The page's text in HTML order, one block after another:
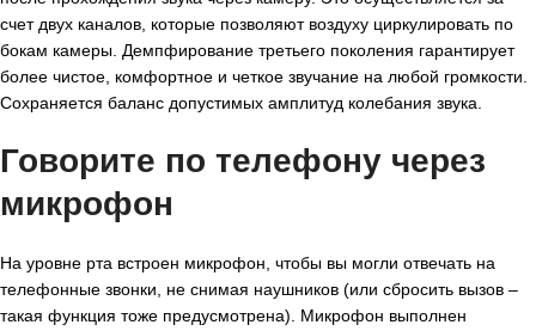
счет двух каналов, которые позволяют воздуху циркулировать по
бокам камеры. Демпфирование третьего поколения гарантирует
более чистое, комфортное и четкое звучание на любой громкости.
Сохраняется баланс допустимых амплитуд колебания звука.
Говорите по телефону через
микрофон
На уровне рта встроен микрофон, чтобы вы могли отвечать на
телефонные звонки, не снимая наушников (или сбросить вызов –
такая функция тоже предусмотрена). Микрофон выполнен